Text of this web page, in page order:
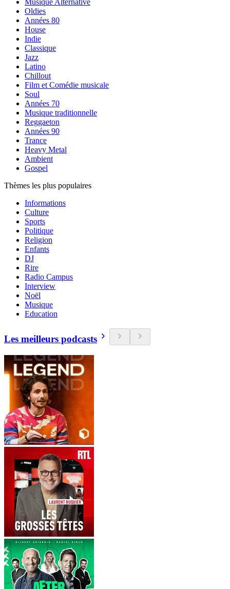
Musique Alternative
Oldies
Années 80
House
Indie
Classique
Jazz
Latino
Chillout
Film et Comédie musicale
Soul
Années 70
Musique traditionnelle
Reggaeton
Années 90
Trance
Heavy Metal
Ambient
Gospel
Thèmes les plus populaires
Informations
Culture
Sports
Politique
Religion
Enfants
DJ
Rire
Radio Campus
Interview
Noël
Musique
Education
Les meilleurs podcasts